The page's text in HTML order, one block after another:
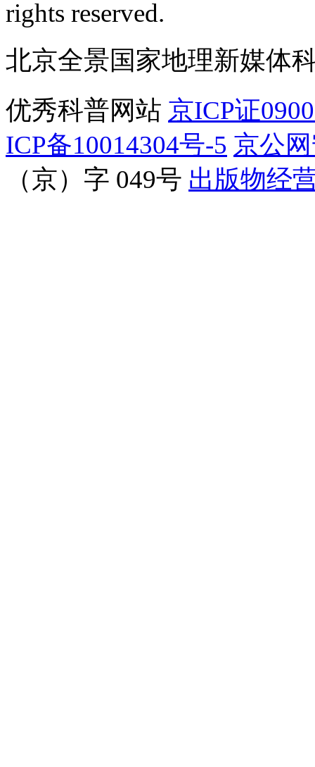
rights reserved.
北京全景国家地理新媒体
优秀科普网站 京ICP证
ICP备10014304号-5 京公
（京）字 049号 出版物经